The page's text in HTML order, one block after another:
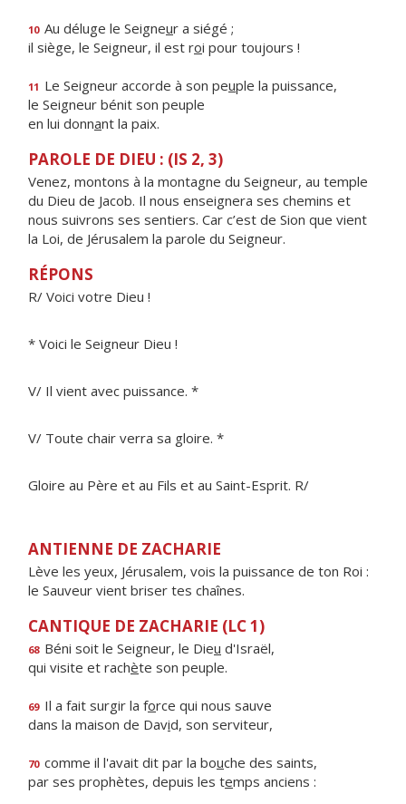
10 Au déluge le Seigneur a siégé ;
il siège, le Seigneur, il est roi pour toujours !
11 Le Seigneur accorde à son peuple la puissance,
le Seigneur bénit son peuple
en lui donnant la paix.
PAROLE DE DIEU : (IS 2, 3)
Venez, montons à la montagne du Seigneur, au temple
du Dieu de Jacob. Il nous enseignera ses chemins et
nous suivrons ses sentiers. Car c’est de Sion que vient
la Loi, de Jérusalem la parole du Seigneur.
RÉPONS
R/ Voici votre Dieu !
* Voici le Seigneur Dieu !
V/ Il vient avec puissance. *
V/ Toute chair verra sa gloire. *
Gloire au Père et au Fils et au Saint-Esprit. R/
ANTIENNE DE ZACHARIE
Lève les yeux, Jérusalem, vois la puissance de ton Roi :
le Sauveur vient briser tes chaînes.
CANTIQUE DE ZACHARIE (LC 1)
68 Béni soit le Seigneur, le Dieu d'Israël,
qui visite et rachète son peuple.
69 Il a fait surgir la force qui nous sauve
dans la maison de David, son serviteur,
70 comme il l'avait dit par la bouche des saints,
par ses prophètes, depuis les temps anciens :